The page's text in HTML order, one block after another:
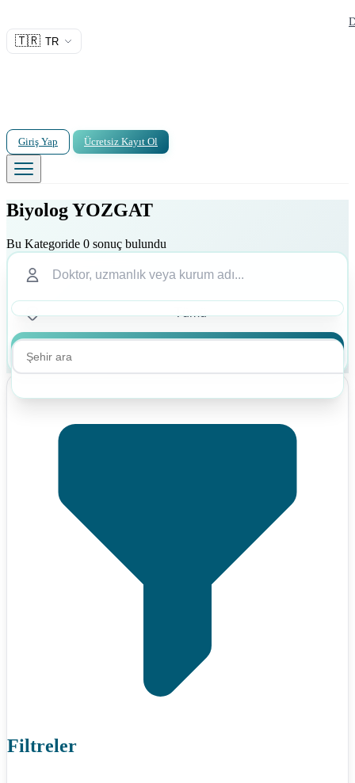
🇹🇷 TR
Giriş Yap Ücretsiz Kayıt Ol
Biyolog YOZGAT
Bu Kategoride 0 sonuç bulundu
Filtreler